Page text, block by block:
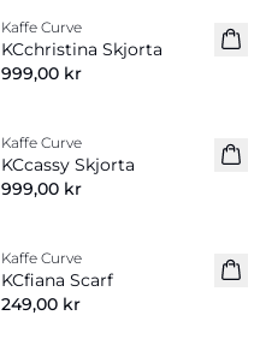
Nyhet
Kaffe Curve
KCchristina Skjorta
999,00 kr
Nyhet
Kaffe Curve
KCcassy Skjorta
999,00 kr
Nyhet
Kaffe Curve
KCfiana Scarf
249,00 kr